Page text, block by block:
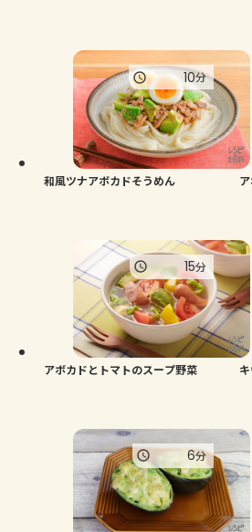
和風ツナアボカドそうめん
10分
アボカドとトマトのスープ野菜
15分
6分